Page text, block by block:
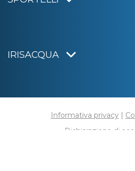
IRISACQUA
Informativa privacy |
Dichiarazione di